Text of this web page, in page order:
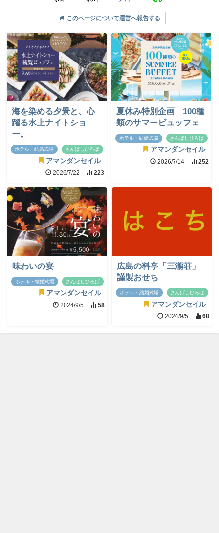
このページについて運営へ報告する
海を染める夕景と、心
躍る水上ナイトショ
ー。
ホテル・結婚式場 さんばしひろば
アマンダンセイル
2026/7/22 223
夏休み特別企画 100種
類のサマービュッフェ
ホテル・結婚式場 さんばしひろば
アマンダンセイル
2026/7/14 252
味わいの宴
ホテル・結婚式場 さんばしひろば
アマンダンセイル
2024/9/5 58
広島の料亭「三瀧荘」
謹製おせち
ホテル・結婚式場 さんばしひろば
アマンダンセイル
2024/9/5 68